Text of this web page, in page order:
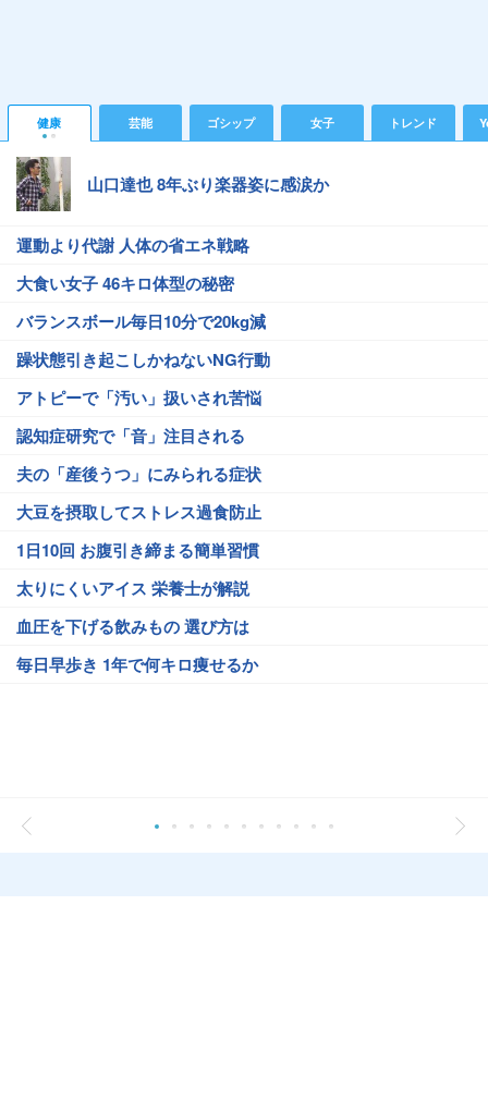
健康 芸能 ゴシップ 女子 トレンド
山口達也 8年ぶり楽器姿に感涙か
運動より代謝 人体の省エネ戦略
大食い女子 46キロ体型の秘密
バランスボール毎日10分で20kg減
躁状態引き起こしかねないNG行動
アトピーで「汚い」扱いされ苦悩
認知症研究で「音」注目される
夫の「産後うつ」にみられる症状
大豆を摂取してストレス過食防止
1日10回 お腹引き締まる簡単習慣
太りにくいアイス 栄養士が解説
血圧を下げる飲みもの 選び方は
毎日早歩き 1年で何キロ痩せるか